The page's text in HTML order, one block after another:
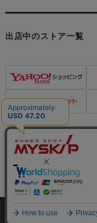
出店中のストア一覧
個人情報の取り扱いについて